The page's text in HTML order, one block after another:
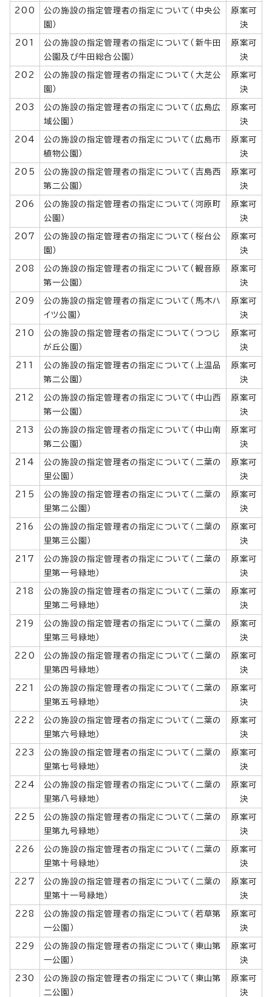
200
公の施設の指定管理者の指定について（中央公
園）
原案可
決
201
公の施設の指定管理者の指定について（新牛田
公園及び牛田総合公園）
原案可
決
202
公の施設の指定管理者の指定について（大芝公
園）
原案可
決
203
公の施設の指定管理者の指定について（広島広
域公園）
原案可
決
204
公の施設の指定管理者の指定について（広島市
植物公園）
原案可
決
205
公の施設の指定管理者の指定について（吉島西
第二公園）
原案可
決
206
公の施設の指定管理者の指定について（河原町
公園）
原案可
決
207
公の施設の指定管理者の指定について（桜台公
園）
原案可
決
208
公の施設の指定管理者の指定について（観音原
第一公園）
原案可
決
209
公の施設の指定管理者の指定について（馬木ハ
イツ公園）
原案可
決
210
公の施設の指定管理者の指定について（つつじ
が丘公園）
原案可
決
211
公の施設の指定管理者の指定について（上温品
第二公園）
原案可
決
212
公の施設の指定管理者の指定について（中山西
第一公園）
原案可
決
213
公の施設の指定管理者の指定について（中山南
第二公園）
原案可
決
214
公の施設の指定管理者の指定について（二葉の
里公園）
原案可
決
215
公の施設の指定管理者の指定について（二葉の
里第二公園）
原案可
決
216
公の施設の指定管理者の指定について（二葉の
里第三公園）
原案可
決
217
公の施設の指定管理者の指定について（二葉の
里第一号緑地）
原案可
決
218
公の施設の指定管理者の指定について（二葉の
里第二号緑地）
原案可
決
219
公の施設の指定管理者の指定について（二葉の
里第三号緑地）
原案可
決
220
公の施設の指定管理者の指定について（二葉の
里第四号緑地）
原案可
決
221
公の施設の指定管理者の指定について（二葉の
里第五号緑地）
原案可
決
222
公の施設の指定管理者の指定について（二葉の
里第六号緑地）
原案可
決
223
公の施設の指定管理者の指定について（二葉の
里第七号緑地）
原案可
決
224
公の施設の指定管理者の指定について（二葉の
里第八号緑地）
原案可
決
225
公の施設の指定管理者の指定について（二葉の
里第九号緑地）
原案可
決
226
公の施設の指定管理者の指定について（二葉の
里第十号緑地）
原案可
決
227
公の施設の指定管理者の指定について（二葉の
里第十一号緑地）
原案可
決
228
公の施設の指定管理者の指定について（若草第
一公園）
原案可
決
229
公の施設の指定管理者の指定について（東山第
一公園）
原案可
決
230
公の施設の指定管理者の指定について（東山第
二公園）
原案可
決